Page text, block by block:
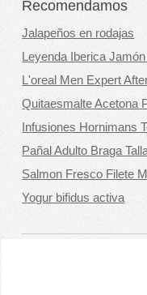
Recomendamos
Jalapeños en rodajas
Leyenda Iberica
L'oreal Men Expert
Quitaesmalte Acetona
Infusiones Hornimans
Pañal Adulto Braga
Salmon Fresco Filete
Yogur bifidus activa